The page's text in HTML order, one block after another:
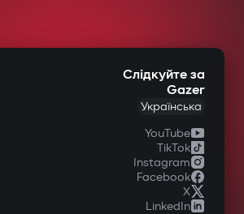
Слідкуйте за
Gazer
Українська
YouTube
TikTok
Instagram
Facebook
X
LinkedIn